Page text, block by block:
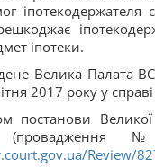
іпотеки.
Велика Палата
2017 року у
постанови
№
Review/